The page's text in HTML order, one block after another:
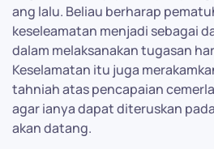
ang lalu. Beliau berharap
keseleamatan menjadi sebagai
dalam melaksanakan tugasan
Keselamatan itu juga
tahniah atas pencapaian
agar ianya dapat diteruskan
akan datang.